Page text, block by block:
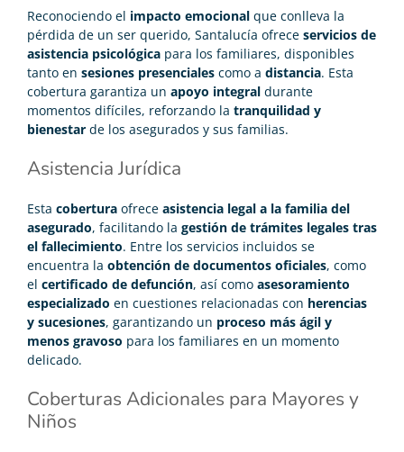
Reconociendo el impacto emocional que conlleva la
pérdida de un ser querido, Santalucía ofrece servicios de
asistencia psicológica para los familiares, disponibles
tanto en sesiones presenciales como a distancia. Esta
cobertura garantiza un apoyo integral durante
momentos difíciles, reforzando la tranquilidad y
bienestar de los asegurados y sus familias.
Asistencia Jurídica
Esta cobertura ofrece asistencia legal a la familia del
asegurado, facilitando la gestión de trámites legales tras
el fallecimiento. Entre los servicios incluidos se
encuentra la obtención de documentos oficiales, como
el certificado de defunción, así como asesoramiento
especializado en cuestiones relacionadas con herencias
y sucesiones, garantizando un proceso más ágil y
menos gravoso para los familiares en un momento
delicado.
Coberturas Adicionales para Mayores y
Niños